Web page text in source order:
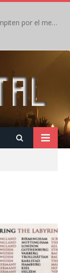
Crónica: In Flames y The Baboon Show compiten por el mejor concierto del día en el Leyendas del Rock – Viernes – Agosto 2026